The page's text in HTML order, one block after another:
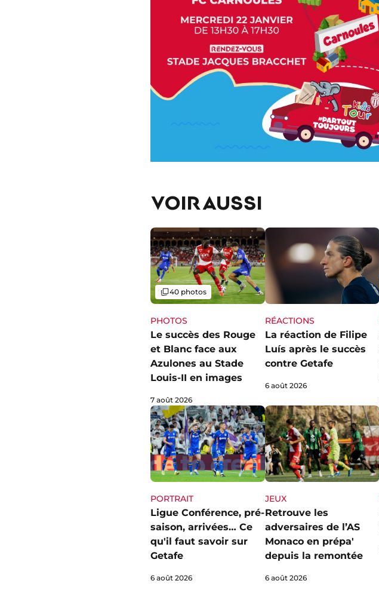
VOIR AUSSI
PHOTOS
Le succès des Rouge
et Blanc face aux
Azulones au Stade
Louis-II en images
Galerie
40 photos
7 août 2026
RÉACTIONS
La réaction de Filipe
Luís après le succès
contre Getafe
6 août 2026
PORTRAIT
Ligue Conférence, pré-
saison, arrivées… Ce
qu'il faut savoir sur
Getafe
6 août 2026
JEUX
Retrouve les
adversaires de l’AS
Monaco en prépa'
depuis la remontée
6 août 2026